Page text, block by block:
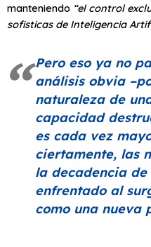
manteniendo “el control
sofisticas de Inteligencia
Pero eso ya no
análisis obvia
naturaleza de
capacidad
es cada vez
ciertamente, las
la decadencia de
enfrentado al
como una nueva